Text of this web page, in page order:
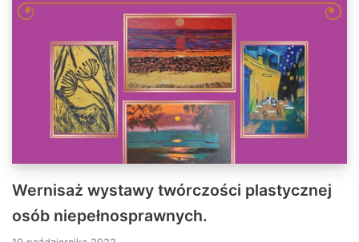
Wernisaż wystawy twórczości plastycznej
osób niepełnosprawnych.